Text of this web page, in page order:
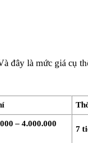
đây là mức giá cụ
– 4.000.000
7